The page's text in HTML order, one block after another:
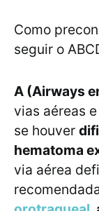
Como
seguir o
A (Airways
vias aéreas
se houver
hematoma
via aérea